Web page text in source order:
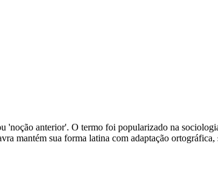
anterior'. O termo foi popularizado na
mantém sua forma latina com adaptação